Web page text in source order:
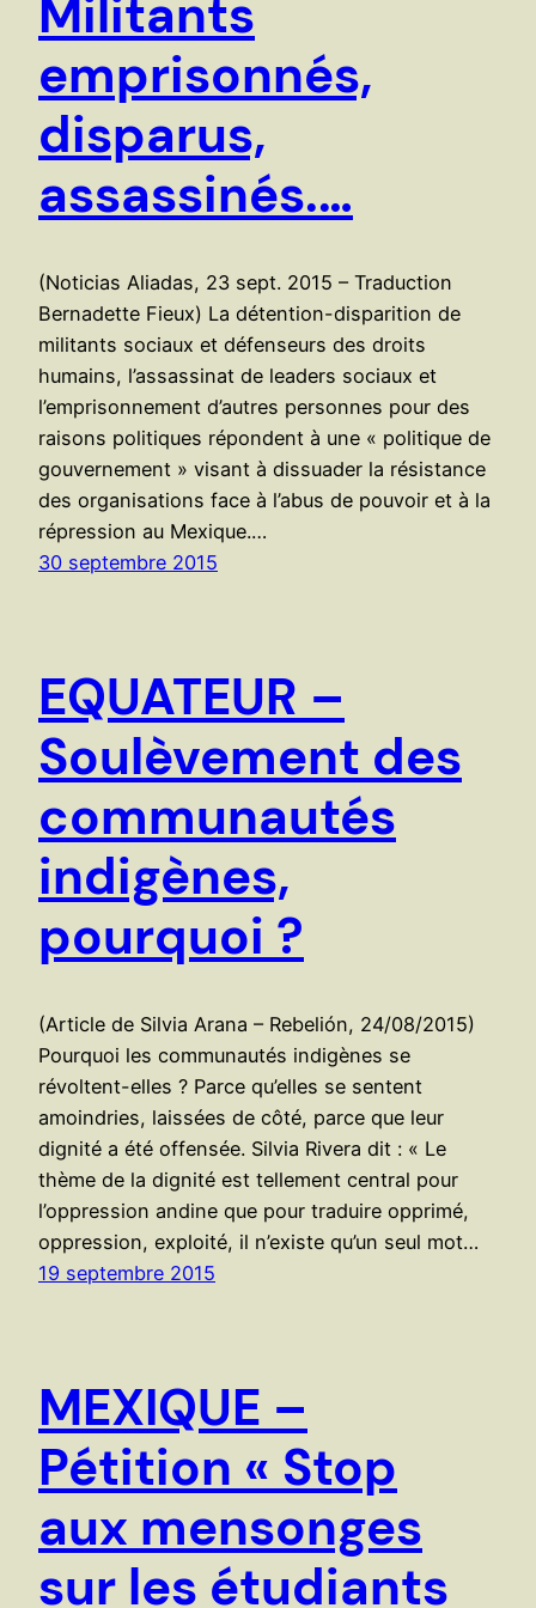
Militants
emprisonnés,
disparus,
assassinés.…
(Noticias Aliadas, 23 sept. 2015 – Traduction
Bernadette Fieux) La détention-disparition de
militants sociaux et défenseurs des droits
humains, l’assassinat de leaders sociaux et
l’emprisonnement d’autres personnes pour des
raisons politiques répondent à une « politique de
gouvernement » visant à dissuader la résistance
des organisations face à l’abus de pouvoir et à la
répression au Mexique.…
30 septembre 2015
EQUATEUR –
Soulèvement des
communautés
indigènes,
pourquoi ?
(Article de Silvia Arana – Rebelión, 24/08/2015)
Pourquoi les communautés indigènes se
révoltent-elles ? Parce qu’elles se sentent
amoindries, laissées de côté, parce que leur
dignité a été offensée. Silvia Rivera dit : « Le
thème de la dignité est tellement central pour
l’oppression andine que pour traduire opprimé,
oppression, exploité, il n’existe qu’un seul mot…
19 septembre 2015
MEXIQUE –
Pétition « Stop
aux mensonges
sur les étudiants